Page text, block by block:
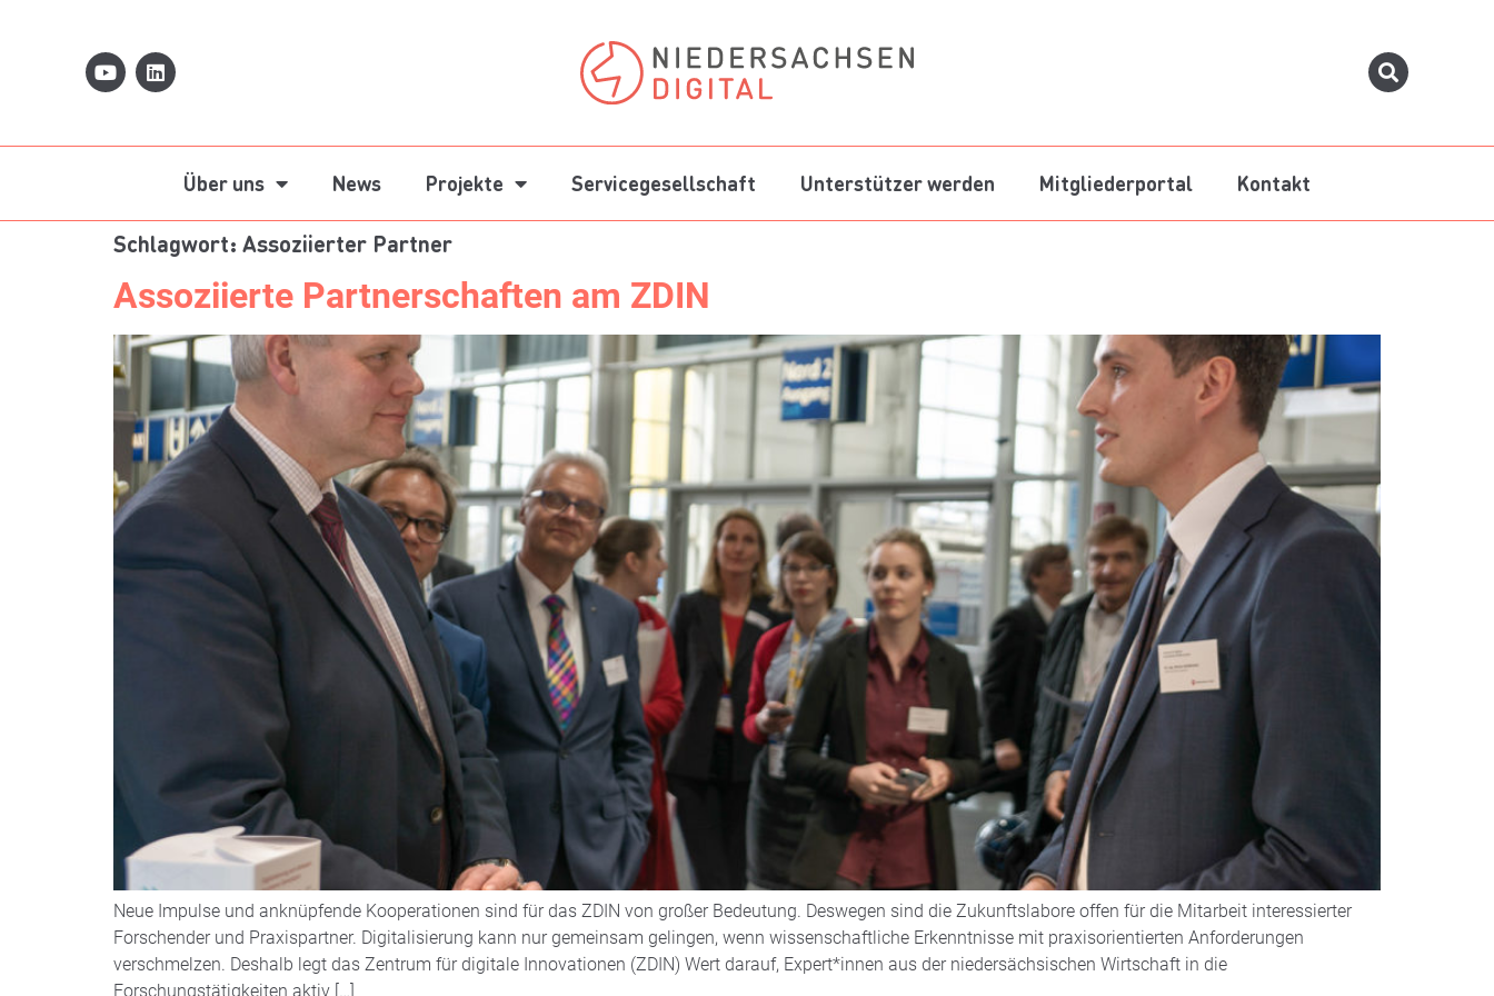
Über uns News Projekte Servicegesellschaft Unterstützer werden Mitgliederportal Kontakt
Schlagwort: Assoziierter Partner
Assoziierte Partnerschaften am ZDIN
Neue Impulse und anknüpfende Kooperationen sind für das ZDIN von großer Bedeutung. Deswegen sind die Zukunftslabore offen für die Mitarbeit interessierter
Forschender und Praxispartner. Digitalisierung kann nur gemeinsam gelingen, wenn wissenschaftliche Erkenntnisse mit praxisorientierten Anforderungen
verschmelzen. Deshalb legt das Zentrum für digitale Innovationen (ZDIN) Wert darauf, Expert*innen aus der niedersächsischen Wirtschaft in die
Forschungstätigkeiten aktiv […]